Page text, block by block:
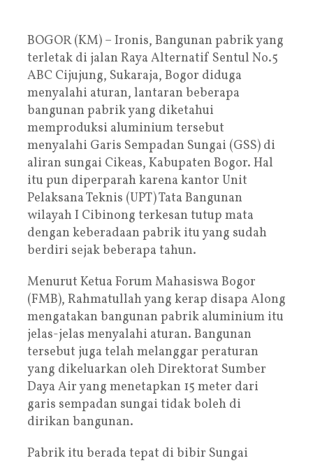
BOGOR (KM) – Ironis, Bangunan pabrik yang
terletak di jalan Raya Alternatif Sentul No.5
ABC Cijujung, Sukaraja, Bogor diduga
menyalahi aturan, lantaran beberapa
bangunan pabrik yang diketahui
memproduksi aluminium tersebut
menyalahi Garis Sempadan Sungai (GSS) di
aliran sungai Cikeas, Kabupaten Bogor. Hal
itu pun diperparah karena kantor Unit
Pelaksana Teknis (UPT) Tata Bangunan
wilayah I Cibinong terkesan tutup mata
dengan keberadaan pabrik itu yang sudah
berdiri sejak beberapa tahun.
Menurut Ketua Forum Mahasiswa Bogor
(FMB), Rahmatullah yang kerap disapa Along
mengatakan bangunan pabrik aluminium itu
jelas-jelas menyalahi aturan. Bangunan
tersebut juga telah melanggar peraturan
yang dikeluarkan oleh Direktorat Sumber
Daya Air yang menetapkan 15 meter dari
garis sempadan sungai tidak boleh di
dirikan bangunan.
Pabrik itu berada tepat di bibir Sungai